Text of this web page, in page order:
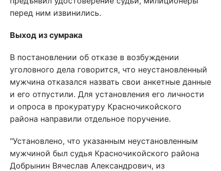
перед ним извинились.
Выход из сумрака
В постановлении об отказе в возбуждении
уголовного дела говорится, что неустановленный
мужчина отказался назвать свои анкетные данные
и его отпустили. Для установления его личности
и опроса в прокуратуру Красночикойского
района направили отдельное поручение.
"Установлено, что указанным неустановленным
мужчиной был судья Красночикойского района
Добрынин Вячеслав Александрович, из